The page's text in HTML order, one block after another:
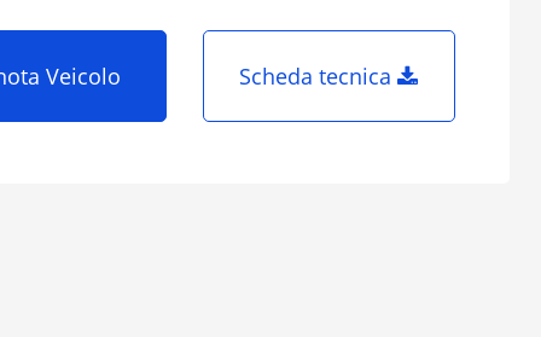
Veicolo Scheda tecnica